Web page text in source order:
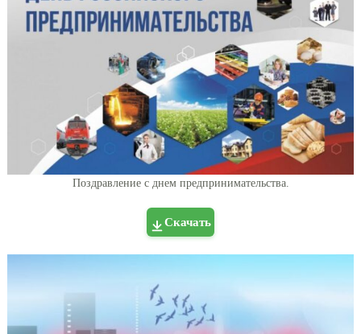
Поздравление с днем предпринимательства.
Скачать